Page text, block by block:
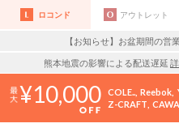
ロコンド アウトレット
【お知らせ】お盆期間の営
熊本地震の影響による配送遅延
10,000 COLE.. Reebok
Z-CRAFT